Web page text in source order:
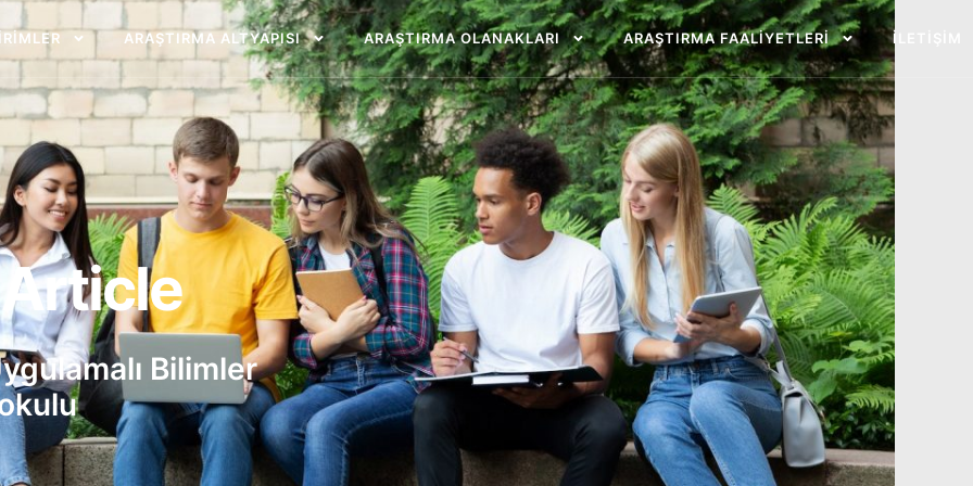
ARAŞTIRMA ALTYAPISI ARAŞTIRMA OLANAKLARI ARAŞTIRMA FAALIYETLERI İLETIŞIM
Bilimler